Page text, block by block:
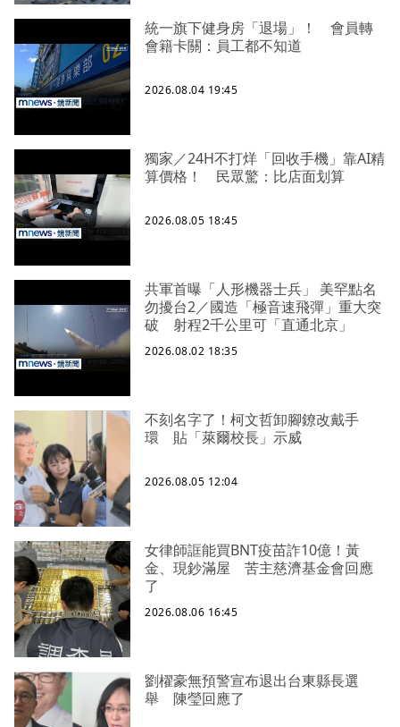
統一旗下健身房「退場」！ 會員轉
會籍卡關：員工都不知道
2026.08.04 19:45
獨家／24H不打烊「回收手機」靠AI精
算價格！ 民眾驚：比店面划算
2026.08.05 18:45
共軍首曝「人形機器士兵」 美罕點名
勿擾台2／國造「極音速飛彈」重大突
破 射程2千公里可「直通北京」
2026.08.02 18:35
不刻名字了！柯文哲卸腳鐐改戴手
環 貼「萊爾校長」示威
2026.08.05 12:04
女律師誆能買BNT疫苗詐10億！黃
金、現鈔滿屋 苦主慈濟基金會回應
了
2026.08.06 16:45
劉櫂豪無預警宣布退出台東縣長選
舉 陳瑩回應了